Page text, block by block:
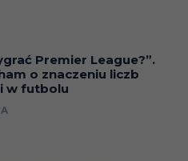
Premier League?”.
o znaczeniu liczb
w futbolu